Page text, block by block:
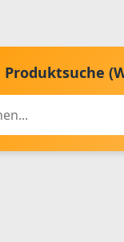
Produktsuche